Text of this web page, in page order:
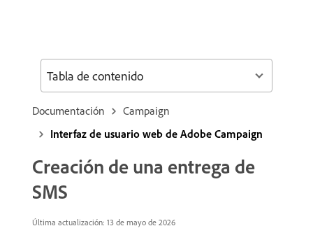
Documentación
Campaign
Interfaz de usuario web de Adobe Campaign
Creación de una entrega de
SMS
Última actualización: 13 de mayo de 2026
Tabla de contenido